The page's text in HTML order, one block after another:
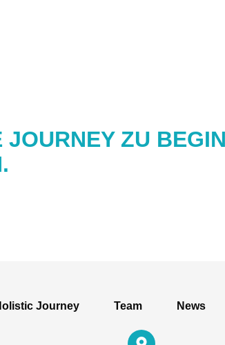
ZU
Journey Team News